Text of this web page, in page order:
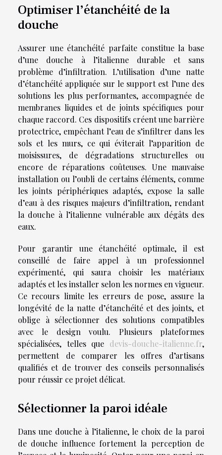
Optimiser l’étanchéité de la
douche
Assurer une étanchéité parfaite constitue la base
d’une douche à l’italienne durable et sans
problème d’infiltration. L’utilisation d’une natte
d’étanchéité appliquée sur le support est l’une des
solutions les plus performantes, accompagnée de
membranes liquides et de joints spécifiques pour
chaque raccord. Ces dispositifs créent une barrière
protectrice, empêchant l’eau de s’infiltrer dans les
sols et les murs, ce qui éviterait l’apparition de
moisissures, de dégradations structurelles ou
encore de réparations coûteuses. Une mauvaise
installation ou l’oubli de certains éléments, comme
les joints périphériques adaptés, expose la salle
d’eau à des risques majeurs d’infiltration, rendant
la douche à l’italienne vulnérable aux dégâts des
eaux.
Pour garantir une étanchéité optimale, il est
conseillé de faire appel à un professionnel
expérimenté, qui saura choisir les matériaux
adaptés et les installer selon les normes en vigueur.
Ce recours limite les erreurs de pose, assure la
longévité de la natte d’étanchéité et des joints, et
oblige à sélectionner des solutions compatibles
avec le design voulu. Plusieurs plateformes
spécialisées, telles que devis-douche-italienne.fr,
permettent de comparer les offres d’artisans
qualifiés et de trouver des conseils personnalisés
pour réussir ce projet délicat.
Sélectionner la paroi idéale
Dans une douche à l’italienne, le choix de la paroi
de douche influence fortement la perception de